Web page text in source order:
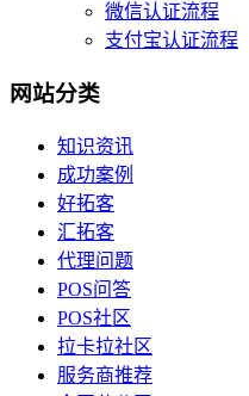
微信认证流程
支付宝认证流程
网站分类
知识资讯
成功案例
好拓客
汇拓客
代理问题
POS问答
POS社区
拉卡拉社区
服务商推荐